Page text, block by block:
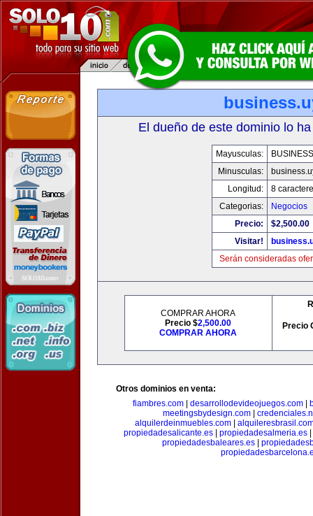
El dueño de este dominio lo
Mayusculas:
Minusculas:
Longitud:
8
Categorias:
Negocios
Precio:
$2,500.00
Visitar!
Serán consideradas
COMPRAR AHORA
Precio $2,500.00
COMPRAR AHORA
Precio
Otros dominios en venta:
fiambres.com| desarrollodevideojuegos.com|
meetingsbydesign.com|
alquilerdeinmuebles.com|
propiedadesalicante.es| propiedadesalmeria.es|
propiedadesbaleares.es